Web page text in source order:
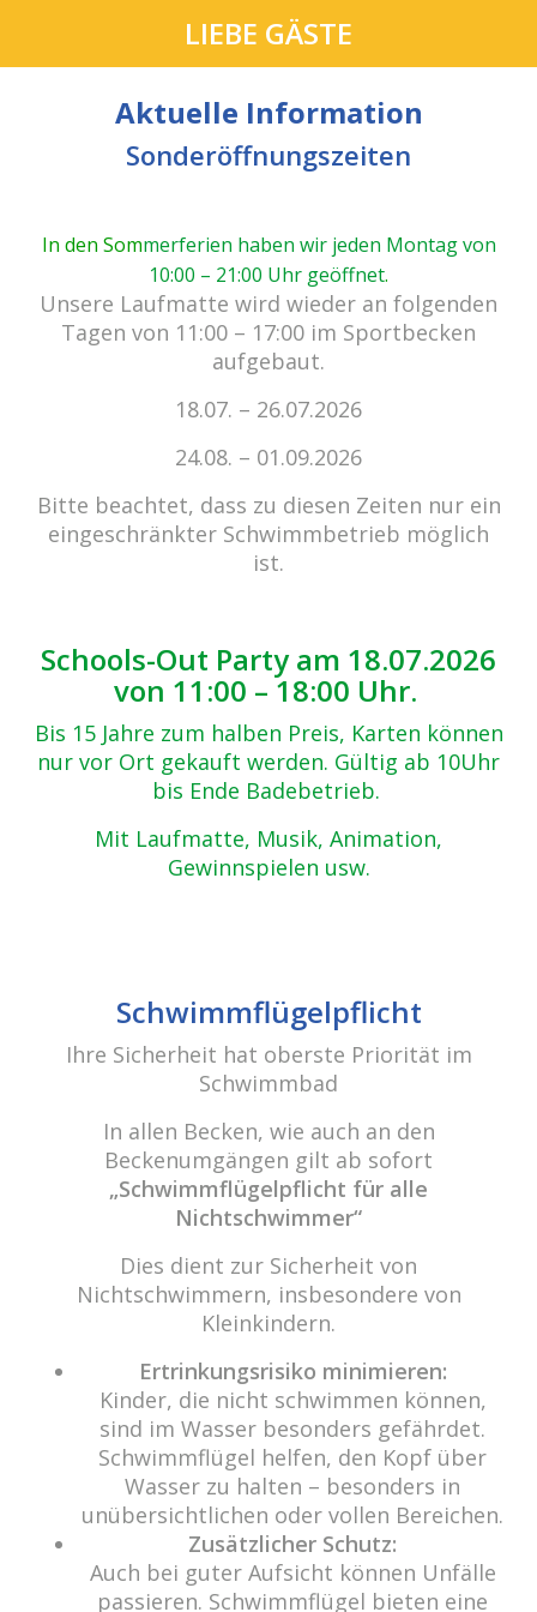
cabrio Senden - das Bad.
Außergewöhnlich, vielfältig!
Kein Einlass bei Gewitter
zu den E-Tickets
Zurück zur Übersicht
Beitrags-
Navigation
Ostern 2019
cabrio Senden - das Bad
Bulderner Str. 15
Tel.: 0049 (0) 2597 - 93 918 -10
Fax: 0049 (0) 2597 - 93 918 -29
Internet:
www.cabriosenden.de
Wir freuen uns auf Sie!
Haben Sie Fragen? Wir kümmern uns drum!
Eine Nachricht schreiben
LIEBE GÄSTE
Aktuelle Information
Sonderöffnungszeiten
In den Sommerferien haben wir jeden Montag von
10:00 – 21:00 Uhr geöffnet.
Unsere Laufmatte wird wieder an folgenden
Tagen von 11:00 – 17:00 im Sportbecken
aufgebaut.
18.07. – 26.07.2026
24.08. – 01.09.2026
Bitte beachtet, dass zu diesen Zeiten nur ein
eingeschränkter Schwimmbetrieb möglich
ist.
Schools-Out Party am 18.07.2026
von 11:00 – 18:00 Uhr.
Bis 15 Jahre zum halben Preis, Karten können
nur vor Ort gekauft werden. Gültig ab 10Uhr
bis Ende Badebetrieb.
Mit Laufmatte, Musik, Animation,
Gewinnspielen usw.
Schwimmflügelpflicht
Ihre Sicherheit hat oberste Priorität im
Schwimmbad
In allen Becken, wie auch an den
Beckenumgängen gilt ab sofort
„Schwimmflügelpflicht für alle
Nichtschwimmer“
Dies dient zur Sicherheit von
Nichtschwimmern, insbesondere von
Kleinkindern.
Ertrinkungsrisiko minimieren:
Kinder, die nicht schwimmen können,
sind im Wasser besonders gefährdet.
Schwimmflügel helfen, den Kopf über
Wasser zu halten – besonders in
unübersichtlichen oder vollen Bereichen.
Zusätzlicher Schutz:
Auch bei guter Aufsicht können Unfälle
passieren. Schwimmflügel bieten eine